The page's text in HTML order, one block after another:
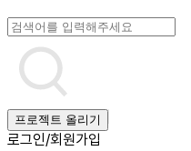
프로젝트 올리기
로그인/회원가입